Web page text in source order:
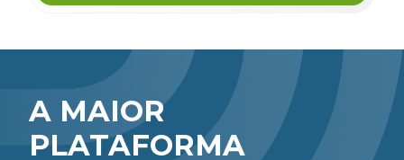
A MAIOR
PLATAFORMA